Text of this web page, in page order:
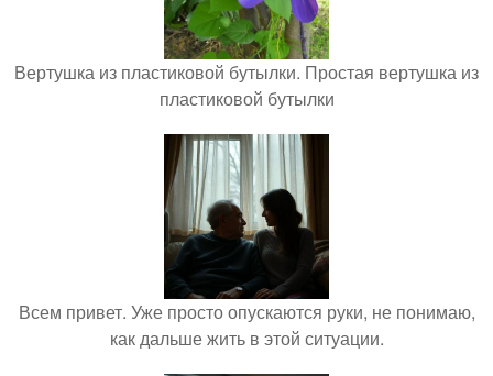
Вертушка из пластиковой бутылки. Простая вертушка из
пластиковой бутылки
Всем привет. Уже просто опускаются руки, не понимаю,
как дальше жить в этой ситуации.